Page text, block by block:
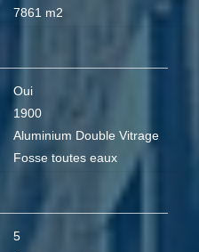
7861 m2
Oui
1900
Aluminium Double Vitrage
Fosse toutes eaux
5